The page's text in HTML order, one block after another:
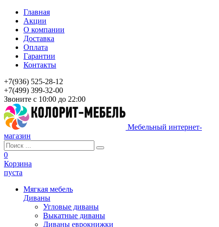
Главная
Акции
О компании
Доставка
Оплата
Гарантии
Контакты
+7(936) 525-28-12
+7(499) 399-32-00
Звоните с 10:00 до 22:00
Мебельный интернет-
магазин
0
Корзина
пуста
Мягкая мебель
Диваны
Угловые диваны
Выкатные диваны
Диваны еврокнижки